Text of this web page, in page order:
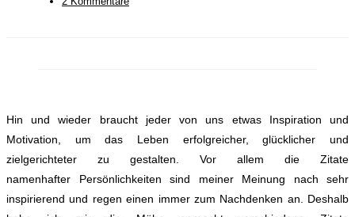
Hin und wieder braucht jeder von uns etwas Inspiration und
Motivation, um das Leben erfolgreicher, glücklicher und
zielgerichteter zu gestalten. Vor allem die Zitate
namenhafter Persönlichkeiten sind meiner Meinung nach sehr
inspirierend und regen einen immer zum Nachdenken an. Deshalb